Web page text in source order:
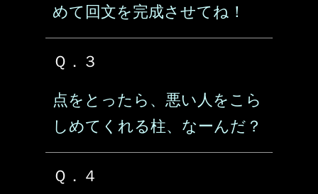
めて回文を完成させてね！
Ｑ．３
点をとったら、悪い人をこら
しめてくれる柱、なーんだ？
Ｑ．４